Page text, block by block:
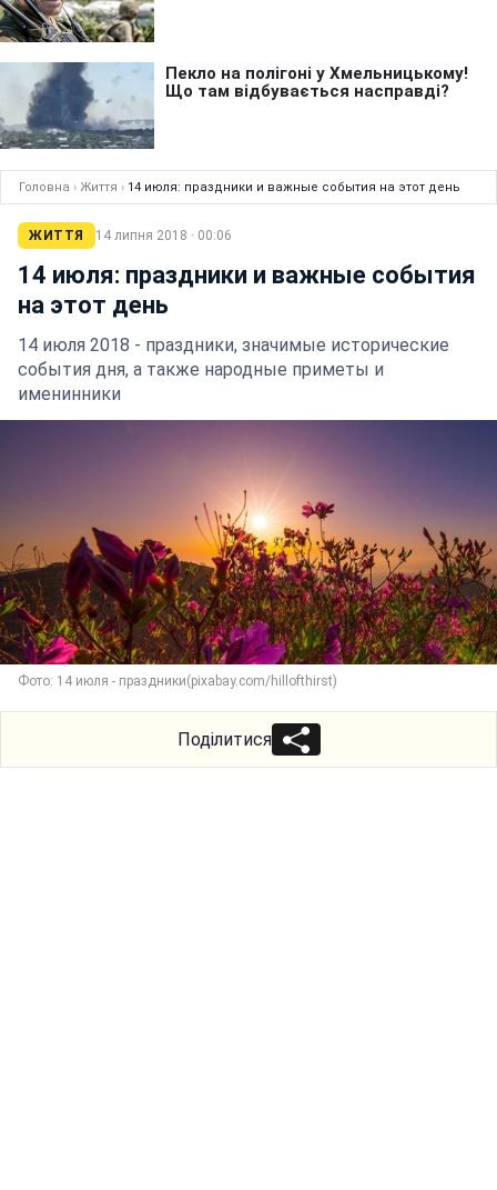
Головна › Життя › 14 июля: праздники и важные события на этот день
ЖИТТЯ 14 липня 2018 · 00:06
14 июля: праздники и важные события
на этот день
14 июля 2018 - праздники, значимые исторические
события дня, а также народные приметы и
именинники
Фото: 14 июля - праздники(pixabay.com/hillofthirst)
Поділитися